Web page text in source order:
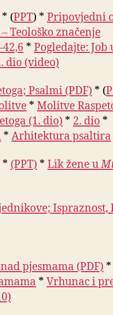
* (PPT) * Pripovjedni
Teološko značenje
* Pogledajte: Job
dio (video)
Psalmi (PDF) * (
* Molitve
(1. dio) * 2. dio *
* Arhitektura psaltira
* (PPT) * Lik žene u
Ispraznost,
pjesmama (PDF)
* Vrhunac i